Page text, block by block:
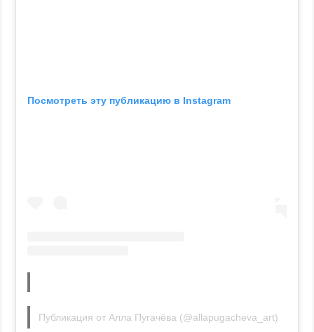
Посмотреть эту публикацию в Instagram
Публикация от Алла Пугачёва (@allapugacheva_art)